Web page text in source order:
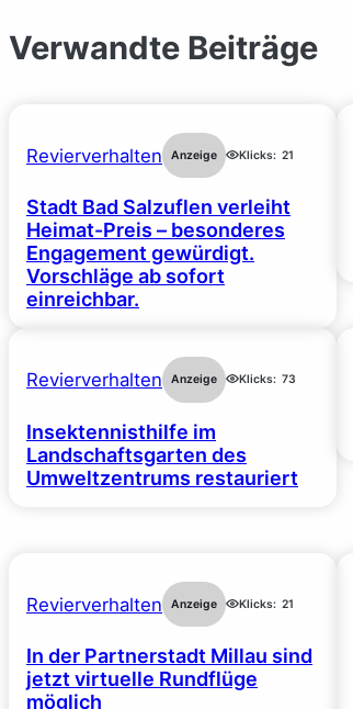
Verwandte Beiträge
Revierverhalten Anzeige Klicks: 21
Stadt Bad Salzuflen verleiht
Heimat-Preis – besonderes
Engagement gewürdigt.
Vorschläge ab sofort
einreichbar.
Revierverhalten Anzeige Klicks: 73
Insektennisthilfe im
Landschaftsgarten des
Umweltzentrums restauriert
Revierverhalten Anzeige Klicks: 21
In der Partnerstadt Millau sind
jetzt virtuelle Rundflüge
möglich